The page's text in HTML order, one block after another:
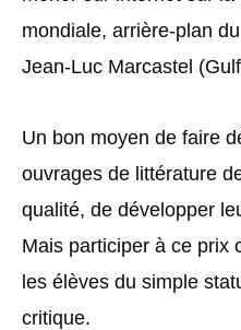
mondiale, arrière-plan du
Jean-Luc Marcastel
Un bon moyen de faire
ouvrages de littérature
qualité, de développer
Mais participer à ce prix
les élèves du simple
critique.